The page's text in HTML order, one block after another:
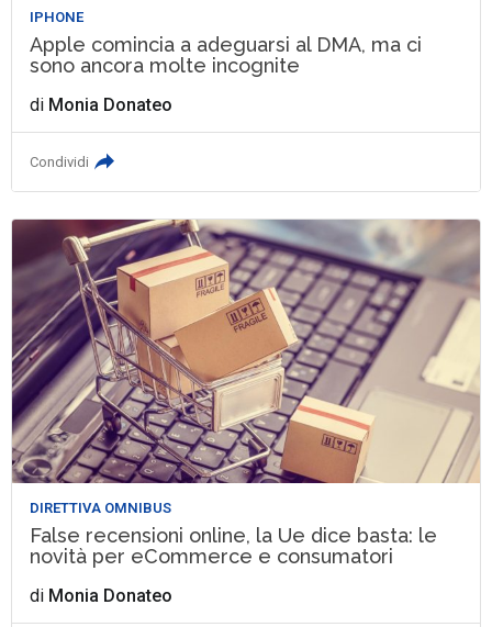
IPHONE
Apple comincia a adeguarsi al DMA, ma ci
sono ancora molte incognite
di Monia Donateo
Condividi
DIRETTIVA OMNIBUS
False recensioni online, la Ue dice basta: le
novità per eCommerce e consumatori
di Monia Donateo